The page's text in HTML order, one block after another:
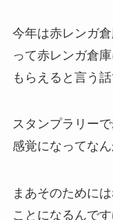
今年は赤レンガ
って赤レンガ倉
もらえると言う話
スタンプラリー
感覚になってなん
まあそのために
ことになるんです